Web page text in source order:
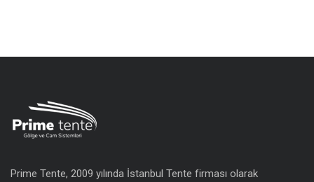
Prime Tente, 2009 yılında İstanbul Tente firması olarak